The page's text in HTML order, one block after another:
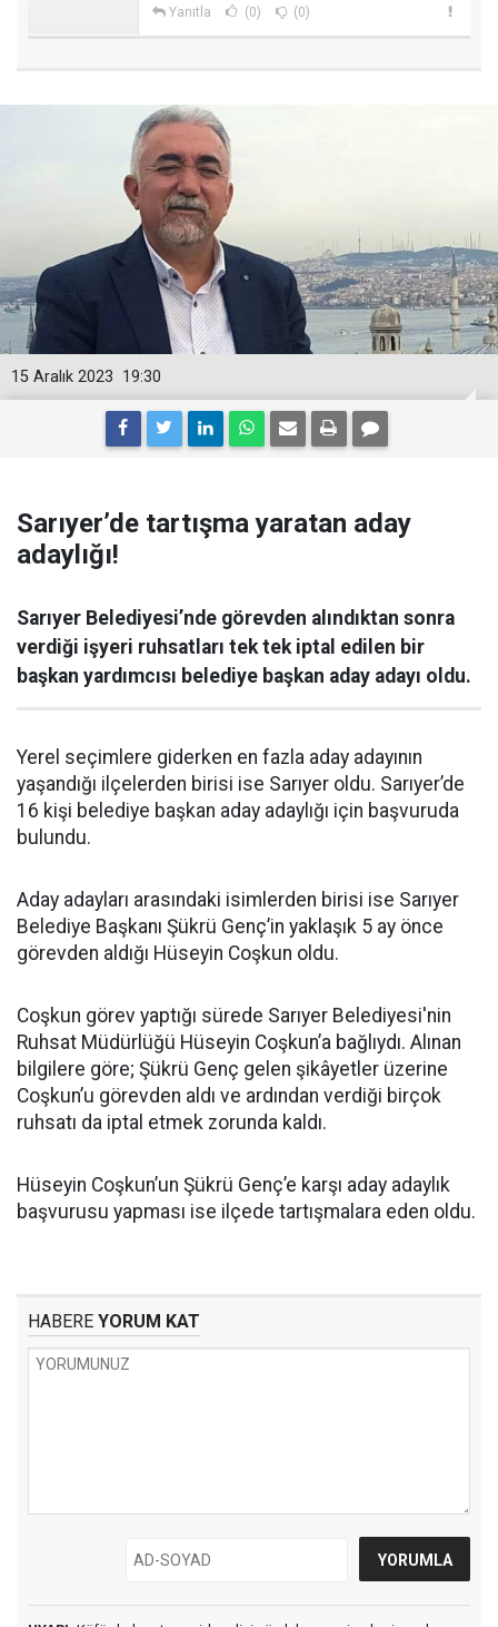
Yanıtla (0) (0)
19:30
15 Aralık 2023
Sarıyer’de tartışma yaratan aday
adaylığı!
Sarıyer Belediyesi’nde görevden alındıktan sonra
verdiği işyeri ruhsatları tek tek iptal edilen bir
başkan yardımcısı belediye başkan aday adayı oldu.
Yerel seçimlere giderken en fazla aday adayının
yaşandığı ilçelerden birisi ise Sarıyer oldu. Sarıyer’de
16 kişi belediye başkan aday adaylığı için başvuruda
bulundu.
Aday adayları arasındaki isimlerden birisi ise Sarıyer
Belediye Başkanı Şükrü Genç’in yaklaşık 5 ay önce
görevden aldığı Hüseyin Coşkun oldu.
Coşkun görev yaptığı sürede Sarıyer Belediyesi'nin
Ruhsat Müdürlüğü Hüseyin Coşkun’a bağlıydı. Alınan
bilgilere göre; Şükrü Genç gelen şikâyetler üzerine
Coşkun’u görevden aldı ve ardından verdiği birçok
ruhsatı da iptal etmek zorunda kaldı.
Hüseyin Coşkun’un Şükrü Genç’e karşı aday adaylık
başvurusu yapması ise ilçede tartışmalara eden oldu.
HABERE YORUM KAT